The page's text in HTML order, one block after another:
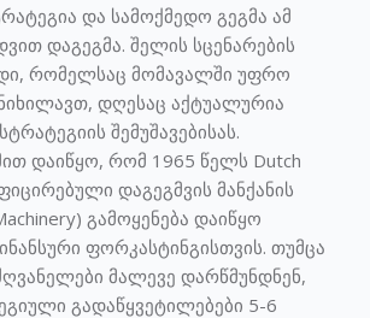
და სამოქმედო გეგმა ამ
დაგეგმა. შელის სცენარების
რომელსაც მომავალში უფრო
დღესაც აქტუალურია
შემუშავებისას.
დაიწყო, რომ 1965 წელს Dutch
დაგეგმვის მანქანის
გამოყენება დაიწყო
ფორკასტინგისთვის. თუმცა
მალევე დარწმუნდნენ,
გადაწყვეტილებები 5-6